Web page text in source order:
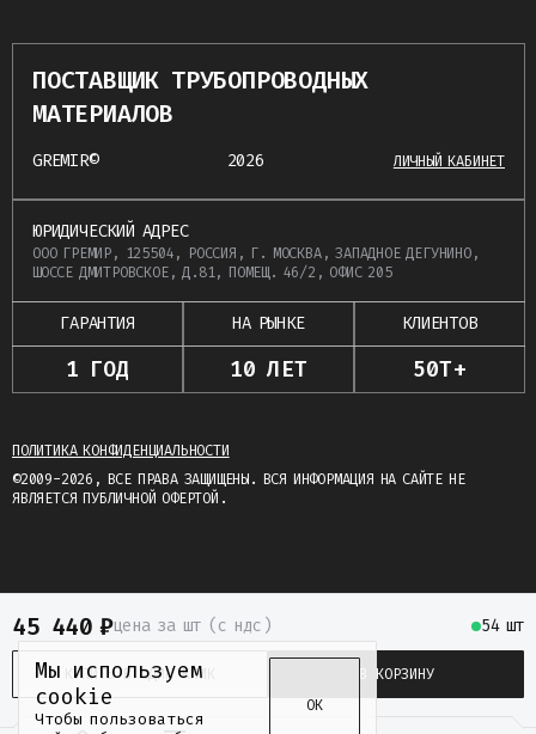
Мы используем
cookie
Чтобы пользоваться
ОК
45 440 ₽цена за шт (c ндс) 54 шт
В КОРЗИНУ
КУПИТЬ В ОДИН КЛИК
ПОСТАВЩИК ТРУБОПРОВОДНЫХ
МАТЕРИАЛОВ
GREMIR© 2026 ЛИЧНЫЙ КАБИНЕТ
ЮРИДИЧЕСКИЙ АДРЕС
ООО ГРЕМИР, 125504, РОССИЯ, Г. МОСКВА, ЗАПАДНОЕ ДЕГУНИНО,
ШОССЕ ДМИТРОВСКОЕ, Д.81, ПОМЕЩ. 46/2, ОФИС 205
ГАРАНТИЯ
1 ГОД
НА РЫНКЕ
10 ЛЕТ
КЛИЕНТОВ
50Т+
©2009-2026, ВСЕ ПРАВА ЗАЩИЩЕНЫ. ВСЯ ИНФОРМАЦИЯ НА САЙТЕ НЕ
ЯВЛЯЕТСЯ ПУБЛИЧНОЙ ОФЕРТОЙ.
ПОЛИТИКА КОНФИДЕНЦИАЛЬНОСТИ